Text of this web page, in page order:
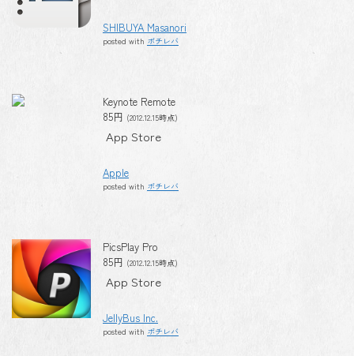
SHIBUYA Masanori
posted with ポチレバ
Keynote Remote
85円 (2012.12.15時点)
App Store
Apple
posted with ポチレバ
PicsPlay Pro
85円 (2012.12.15時点)
App Store
JellyBus Inc.
posted with ポチレバ